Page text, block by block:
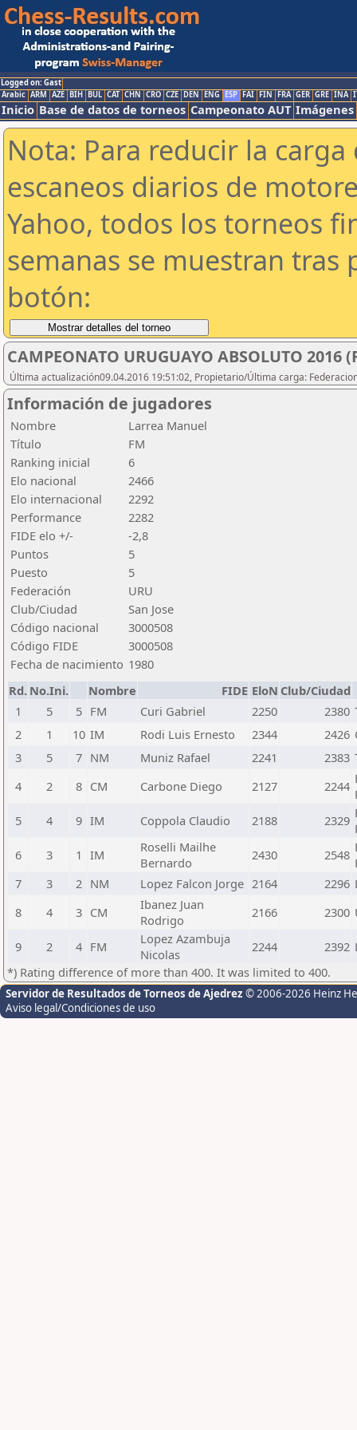
Logged on: Gast
Arabic ARM AZE BIH BUL CAT CHN CRO CZE DEN ENG ESP FAI FIN FRA GER GRE INA
Inicio Base de datos de torneos Campeonato AUT Imágenes
Nota: Para reducir la
escaneos diarios de
Yahoo, todos los torneos
semanas se muestran tras
botón:
CAMPEONATO URUGUAYO ABSOLUTO 2016
Última actualización09.04.2016 19:51:02, Propietario/Última carga:
Información de jugadores
Nombre
Larrea Manuel
Título
FM
Ranking inicial
6
Elo nacional
2466
Elo internacional
2292
Performance
2282
FIDE elo +/-
-2,8
Puntos
5
Puesto
5
Federación
URU
Club/Ciudad
San Jose
Código nacional
3000508
Código FIDE
3000508
Fecha de nacimiento 1980
Rd. No.Ini. Nombre FIDE EloN Club/Ciudad
1
5 5 FM Curi Gabriel 2250 2380
2
1 10 IM Rodi Luis Ernesto 2344 2426
3
5 7 NM Muniz Rafael 2241 2383
4
2 8 CM Carbone Diego 2127 2244
5
4 9 IM Coppola Claudio 2188 2329
6
3 1 IM
Roselli Mailhe
Bernardo
2430 2548
7
3 2 NM Lopez Falcon Jorge 2164 2296
8
4 3 CM
Ibanez Juan
Rodrigo
2166 2300
9 2 4 FM
Lopez Azambuja
Nicolas
2244 2392
*) Rating difference of more than 400. It was limited to 400.
Servidor de Resultados de Torneos de Ajedrez © 2006-2026 Heinz
Aviso legal/Condiciones de uso